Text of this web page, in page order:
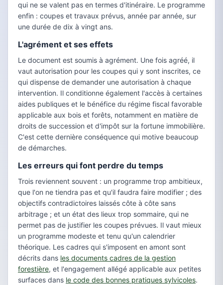
qui ne se valent pas en termes d'itinéraire. Le programme
enfin : coupes et travaux prévus, année par année, sur
une durée de dix à vingt ans.
L'agrément et ses effets
Le document est soumis à agrément. Une fois agréé, il
vaut autorisation pour les coupes qui y sont inscrites, ce
qui dispense de demander une autorisation à chaque
intervention. Il conditionne également l'accès à certaines
aides publiques et le bénéfice du régime fiscal favorable
applicable aux bois et forêts, notamment en matière de
droits de succession et d'impôt sur la fortune immobilière.
C'est cette dernière conséquence qui motive beaucoup
de démarches.
Les erreurs qui font perdre du temps
Trois reviennent souvent : un programme trop ambitieux,
que l'on ne tiendra pas et qu'il faudra faire modifier ; des
objectifs contradictoires laissés côte à côte sans
arbitrage ; et un état des lieux trop sommaire, qui ne
permet pas de justifier les coupes prévues. Il vaut mieux
un programme modeste et tenu qu'un calendrier
théorique. Les cadres qui s'imposent en amont sont
décrits dans les documents cadres de la gestion
forestière, et l'engagement allégé applicable aux petites
surfaces dans le code des bonnes pratiques sylvicoles.